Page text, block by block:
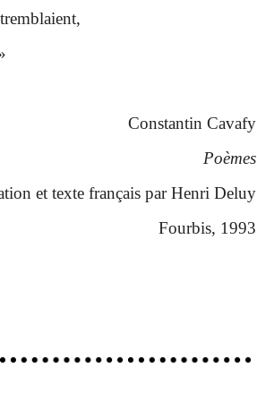
Constantin Cavafy
Poèmes
et texte français par Henri Deluy
Fourbis, 1993